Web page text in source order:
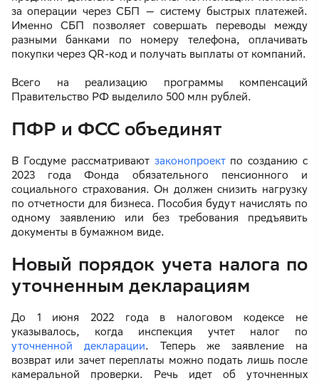
за операции через СБП — систему быстрых платежей.
Именно СБП позволяет совершать переводы между
разными банками по номеру телефона, оплачивать
покупки через QR-код и получать выплаты от компаний.
Всего на реализацию программы компенсаций
Правительство РФ выделило 500 млн рублей.
ПФР и ФСС объединят
В Госдуме рассматривают законопроектпо созданию с
2023 года Фонда обязательного пенсионного и
социального страхования. Он должен снизить нагрузку
по отчетности для бизнеса. Пособия будут начислять по
одному заявлению или без требования предъявить
документы в бумажном виде.
Новый порядок учета налога по
уточненным декларациям
До 1 июня 2022 года в налоговом кодексе не
указывалось, когда инспекция учтет налог по
уточненной декларации. Теперь же заявление на
возврат или зачет переплаты можно подать лишь после
камеральной проверки. Речь идет об уточненных